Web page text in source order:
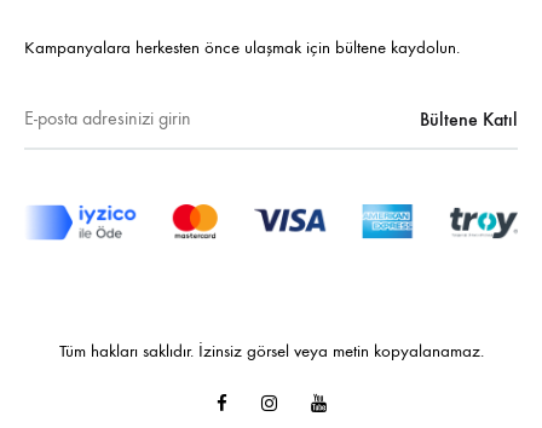
Kampanyalara herkesten önce ulaşmak için bültene kaydolun.
FacebookInstagramYoutube
Tüm hakları saklıdır. İzinsiz görsel veya metin kopyalanamaz.